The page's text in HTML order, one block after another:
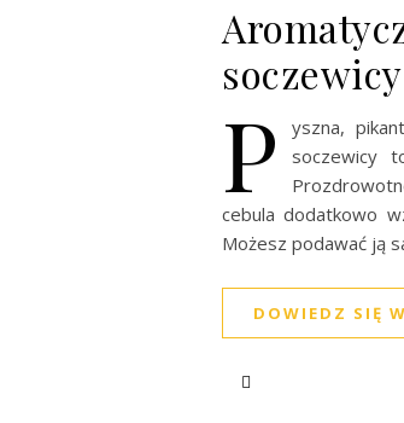
soczewicy
P
yszna,
soczewicy
cebula dodatkowo
Możesz podawać ją
DOWIEDZ SIĘ